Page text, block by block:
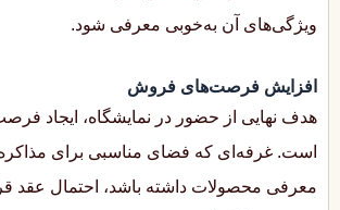
ویژگی‌های آن به‌خوبی معرفی شود.
افزایش فرصت‌های فروش
هدف نهایی از حضور در نمایشگاه، ایجاد
است. غرفه‌ای که فضای مناسبی برای مذاکره،
معرفی محصولات داشته باشد، احتمال عقد